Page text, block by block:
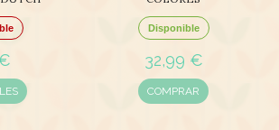
Disponible
32,99 €
COMPRAR